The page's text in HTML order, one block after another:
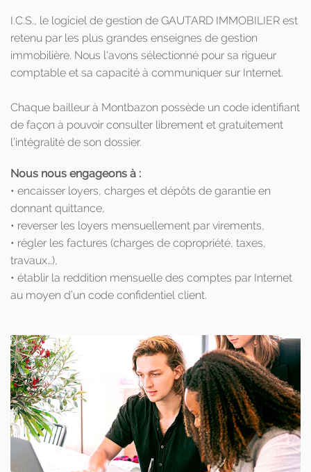
I.C.S., le logiciel de gestion de GAUTARD IMMOBILIER est
retenu par les plus grandes enseignes de gestion
immobilière. Nous l'avons sélectionné pour sa rigueur
comptable et sa capacité à communiquer sur Internet.
Chaque bailleur à Montbazon possède un code identifiant
de façon à pouvoir consulter librement et gratuitement
l’intégralité de son dossier.
Nous nous engageons à :
• encaisser loyers, charges et dépôts de garantie en
donnant quittance,
• reverser les loyers mensuellement par virements,
• régler les factures (charges de copropriété, taxes,
travaux…),
• établir la reddition mensuelle des comptes par Internet
au moyen d’un code confidentiel client.